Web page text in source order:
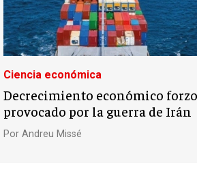
Ciencia económica
Decrecimiento económico
provocado por la guerra de Irán
Por Andreu Missé